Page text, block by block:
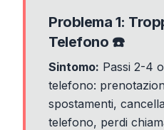
Problema 1:
Telefono ☎️
Sintomo: Passi 2-4
telefono:
spostamenti,
telefono, perdi